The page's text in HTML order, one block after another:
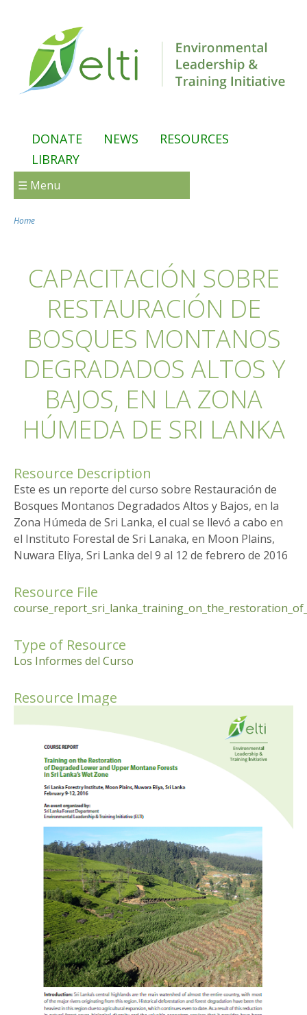
DONATE NEWS
RESOURCES
LIBRARY
☰ Menu
Home
CAPACITACIÓN SOBRE
RESTAURACIÓN DE
BOSQUES MONTANOS
DEGRADADOS ALTOS Y
BAJOS, EN LA ZONA
HÚMEDA DE SRI LANKA
Resource Description
Este es un reporte del curso sobre Restauración de
Bosques Montanos Degradados Altos y Bajos, en la
Zona Húmeda de Sri Lanka, el cual se llevó a cabo en
el Instituto Forestal de Sri Lanaka, en Moon Plains,
Nuwara Eliya, Sri Lanka del 9 al 12 de febrero de 2016
Resource File
Type of Resource
Los Informes del Curso
Resource Image